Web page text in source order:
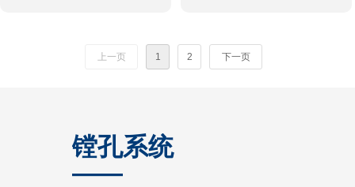
镗孔系统
——
上一页 1 2 下一页